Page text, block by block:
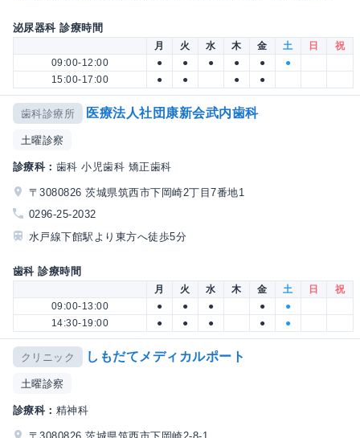
泌尿器科 診療時間
月 火 水 木 金 土 日
祝
09:00-12:00
● ● ● ● ●
●
15:00-17:00
● ● ● ●
歯科診療所 医療法人社団康新会武内歯科
土曜診察
診療科： 歯科 小児歯科 矯正歯科
〒3080826 茨城県筑西市下岡崎2丁目7番地1
0296-25-2032
水戸線下館駅より東方へ徒歩5分
歯科 診療時間
月 火 水 木 金 土 日
祝
09:00-13:00
● ● ● ●
●
14:30-19:00
● ● ● ● ●
クリニック しもだてメディカルポート
土曜診察
診療科： 精神科